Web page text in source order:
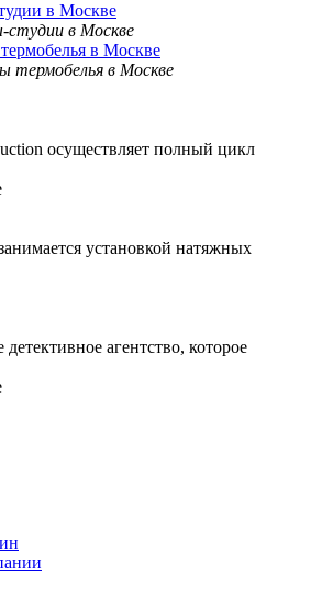
в Москве
в Москве
осуществляет полный цикл
установкой натяжных
агентство, которое